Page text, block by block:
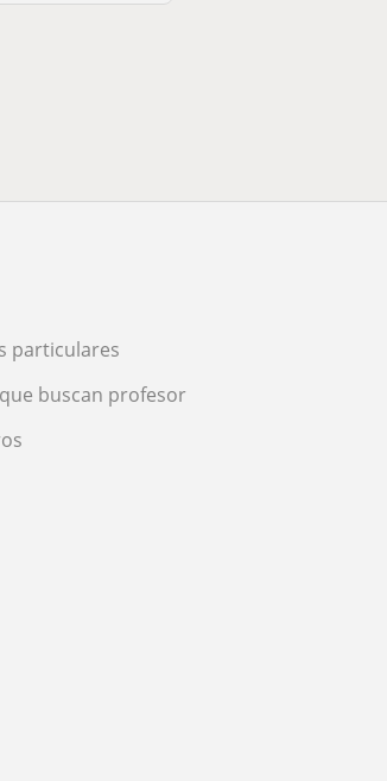
particulares
buscan profesor